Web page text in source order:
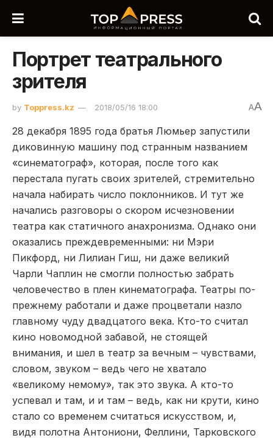
Портрет театрального
зрителя
by Toppress.kz 2018/05/16 18:00 AA
28 декабря 1895 года братья Люмьер запустили
диковинную машину под странным названием
«синематограф», которая, после того как
перестала пугать своих зрителей, стремительно
начала набирать число поклонников. И тут же
начались разговоры о скором исчезновении
театра как статичного анахронизма. Однако они
оказались преждевременными: ни Мэри
Пикфорд, ни Лилиан Гиш, ни даже великий
Чарли Чаплин не смогли полностью забрать
человечество в плен кинематографа. Театры по-
прежнему работали и даже процветали назло
главному чуду двадцатого века. Кто-то считал
кино новомодной забавой, не стоящей
внимания, и шел в театр за вечным – чувствами,
словом, звуком – ведь чего не хватало
«великому немому», так это звука. А кто-то
успевал и там, и и там – ведь, как ни крути, кино
стало со временем считаться искусством, и,
видя полотна Антониони, Феллини, Тарковского